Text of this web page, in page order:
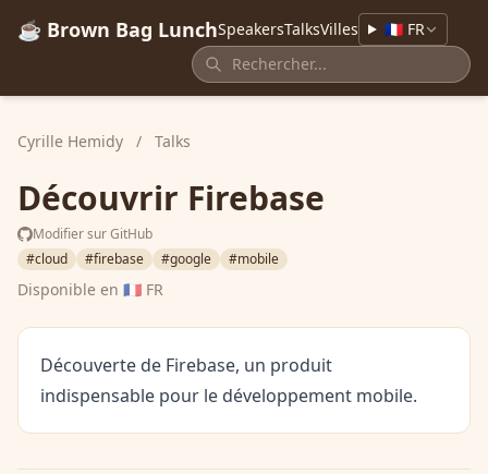
☕ Brown Bag LunchSpeakersTalksVilles 🇫🇷 FR
Cyrille Hemidy / Talks
Découvrir Firebase
Modifier sur GitHub
#cloud
#firebase #google #mobile
Disponible en 🇫🇷 FR
Découverte de Firebase, un produit
indispensable pour le développement mobile.